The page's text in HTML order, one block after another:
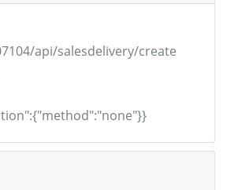
api/salesdelivery/create